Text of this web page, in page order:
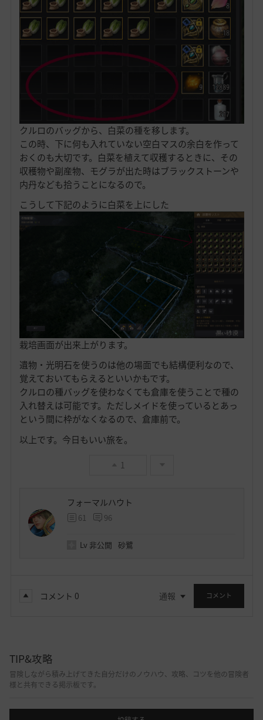
クルロのバッグから、白菜の種を移します。
この時、下に何も入れていない空白マスの余白を作って
おくのも大切です。白菜を植えて収穫するときに、その
収穫物や副産物、モグラが出た時はブラックストーンや
内丹なども拾うことになるので。
こうして下記のように白菜を上にした
栽培画面が出来上がります。
遺物・光明石を使うのは他の場面でも結構便利なので、
覚えておいてもらえるといいかもです。
クルロの種バッグを使わなくても倉庫を使うことで種の
入れ替えは可能です。ただしメイドを使っているとあっ
という間に枠がなくなるので、倉庫前で。
以上です。今日もいい旅を。
1
フォーマルハウト
61 96
Lv 非公開 砂鷺
コメント 0 通報 コメント
TIP&攻略
冒険しながら積み上げてきた自分だけのノウハウ、攻略、コツを他の冒険者
様と共有できる掲示板です。